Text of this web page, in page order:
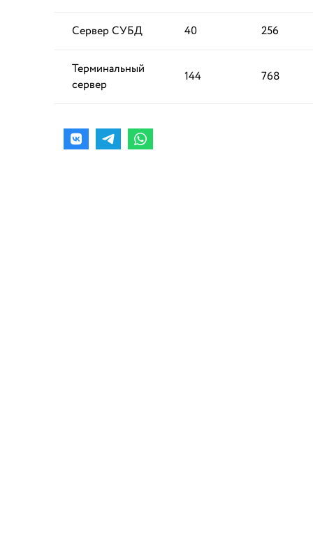
Сервер СУБД 40 256
Терминальный
сервер
144 768